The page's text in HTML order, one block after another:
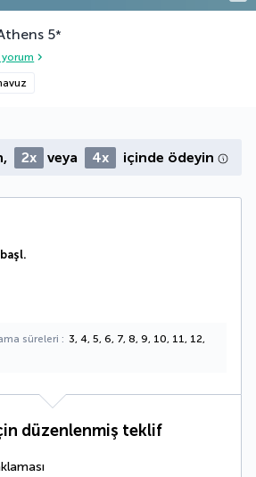
5*
yorum
2x veya 4x içinde ödeyin
süreleri
3, 4, 5, 6, 7, 8, 9, 10, 11, 12,
düzenlenmiş teklif